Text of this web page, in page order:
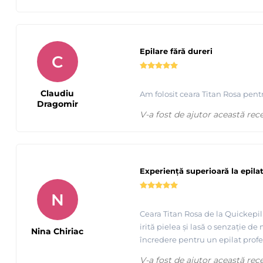
Urmariti cum se aplica uleiul dupa epilare de la Quickepil
produse profesionale pentru epilat si de
Epilare fără dureri
Am folosit ceara Titan Rosa
C
Claudiu
Dragomir
V-a fost de ajutor această
Experiență superioară la epilat
Ceara Titan Rosa de la
irită pielea și lasă o senzație
încredere pentru un epilat
N
Nina Chiriac
V-a fost de ajutor această